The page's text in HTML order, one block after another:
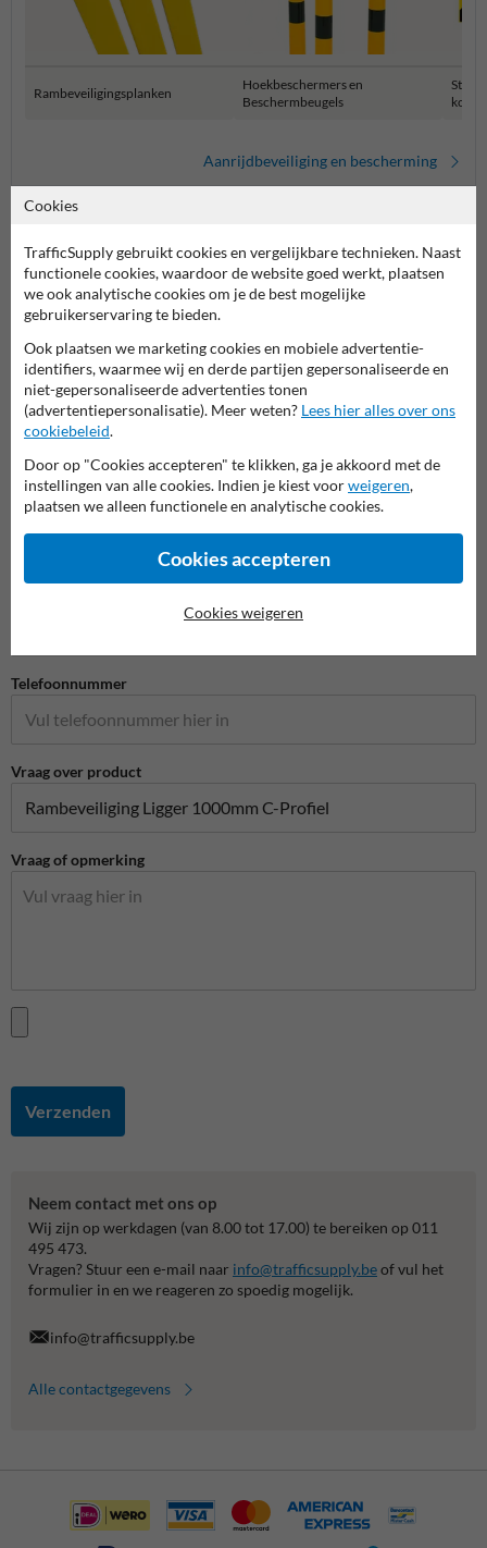
Rambeveiligingsplanken
Hoekbeschermers en
Beschermbeugels
Aanrijdbeveiliging en bescherming
Stel je vraag aan Verkeersbord.be
Naam*
Bedrijfsnaam
Telefoonnummer
Vraag over product
Vraag of opmerking
Verzenden
Neem contact met ons op
Wij zijn op werkdagen (van 8.00 tot 17.00) te bereiken op 011
495 473.
Vragen? Stuur een e-mail naar info@trafficsupply.beof vul het
formulier in en we reageren zo spoedig mogelijk.
info@trafficsupply.be
Alle contactgegevens
Cookies
TrafficSupply gebruikt cookies en vergelijkbare technieken. Naast
functionele cookies, waardoor de website goed werkt, plaatsen
we ook analytische cookies om je de best mogelijke
gebruikerservaring te bieden.
Ook plaatsen we marketing cookies en mobiele advertentie-
identifiers, waarmee wij en derde partijen gepersonaliseerde en
niet-gepersonaliseerde advertenties tonen
(advertentiepersonalisatie). Meer weten? Lees hier alles over ons
cookiebeleid.
Door op "Cookies accepteren" te klikken, ga je akkoord met de
instellingen van alle cookies. Indien je kiest voorweigeren,
plaatsen we alleen functionele en analytische cookies.
Cookies accepteren
Cookies weigeren